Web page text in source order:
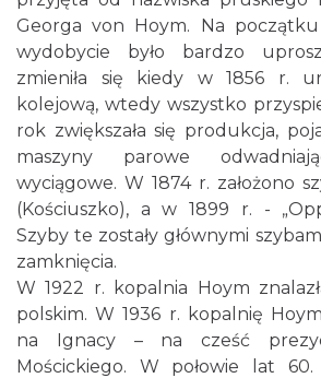
Georga von Hoym. Na
wydobycie było bardzo
zmieniła się kiedy w 1856 r.
kolejową, wtedy wszystko
rok zwiększała się produkcja,
maszyny parowe
wyciągowe. W 1874 r. założono
(Kościuszko), a w 1899 r. -
Szyby te zostały głównymi
zamknięcia.
W 1922 r. kopalnia Hoym
polskim. W 1936 r. kopalnię
na Ignacy – na cześć
Mościckiego. W połowie lat 60.